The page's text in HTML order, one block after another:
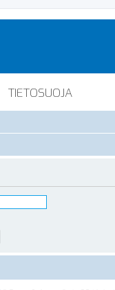
TIETOSUOJA